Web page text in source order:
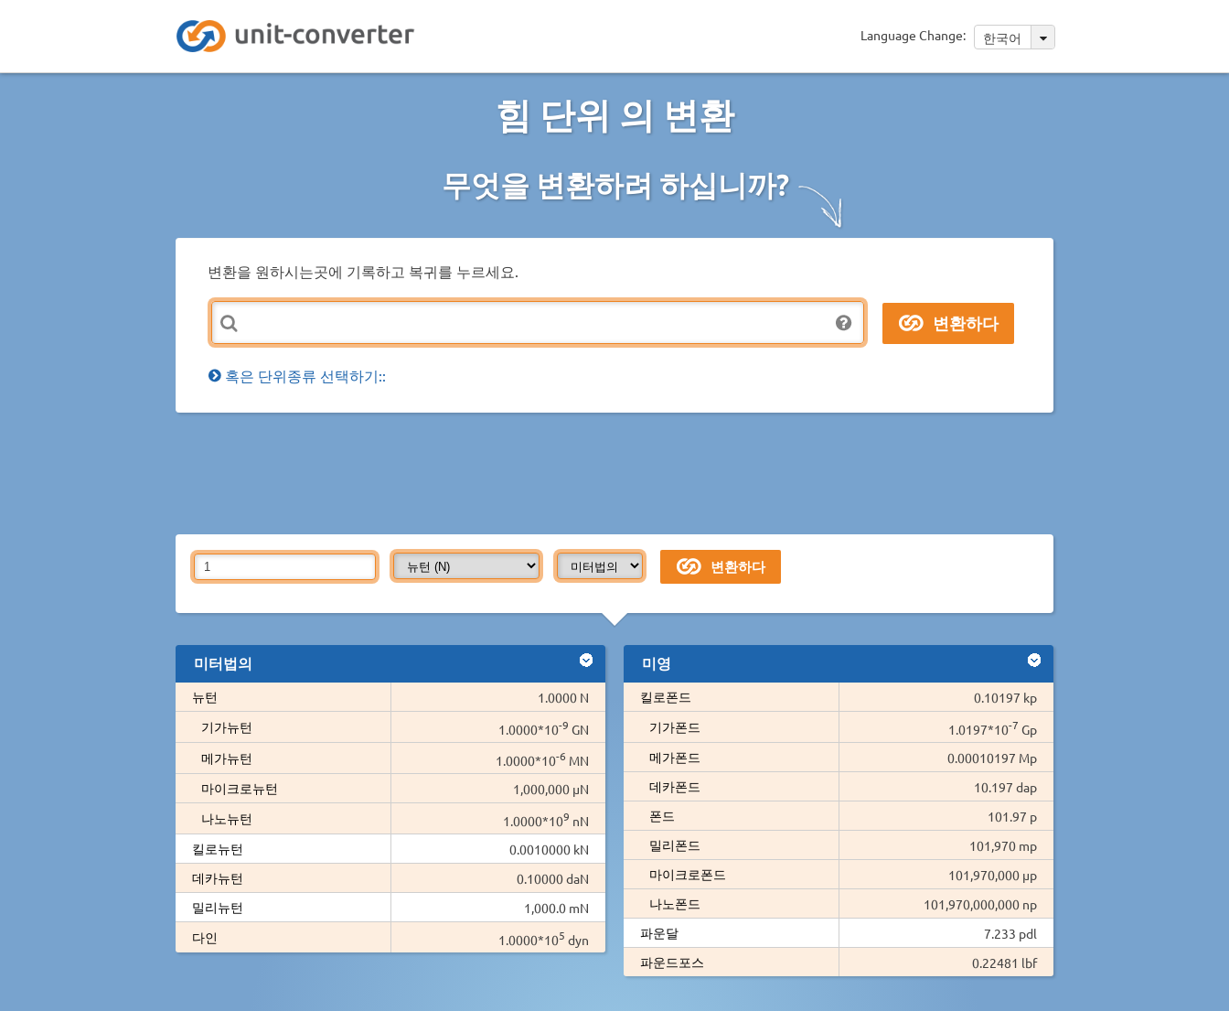
Language Change: 한국어
힘 단위 의 변환
무엇을 변환하려 하십니까?
변환을 원하시는곳에 기록하고 복귀를 누르세요.
혹은 단위종류 선택하기::
미터법의
뉴턴
1.0000 N
기가뉴턴
1.0000*10-9 GN
메가뉴턴
1.0000*10-6 MN
마이크로뉴턴
1,000,000 µN
나노뉴턴
1.0000*109 nN
킬로뉴턴
0.0010000 kN
데카뉴턴
0.10000 daN
밀리뉴턴
1,000.0 mN
다인
1.0000*105 dyn
미영
킬로폰드
0.10197 kp
기가폰드
1.0197*10-7 Gp
메가폰드
0.00010197 Mp
데카폰드
10.197 dap
폰드
101.97 p
밀리폰드
101,970 mp
마이크로폰드
101,970,000 µp
나노폰드
101,970,000,000 np
파운달
7.233 pdl
파운드포스
0.22481 lbf